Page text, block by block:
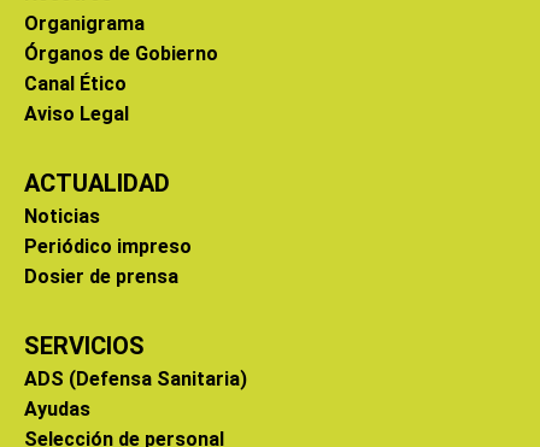
Organigrama
Órganos de Gobierno
Canal Ético
Aviso Legal
ACTUALIDAD
Noticias
Periódico impreso
Dosier de prensa
SERVICIOS
ADS (Defensa Sanitaria)
Ayudas
Selección de personal